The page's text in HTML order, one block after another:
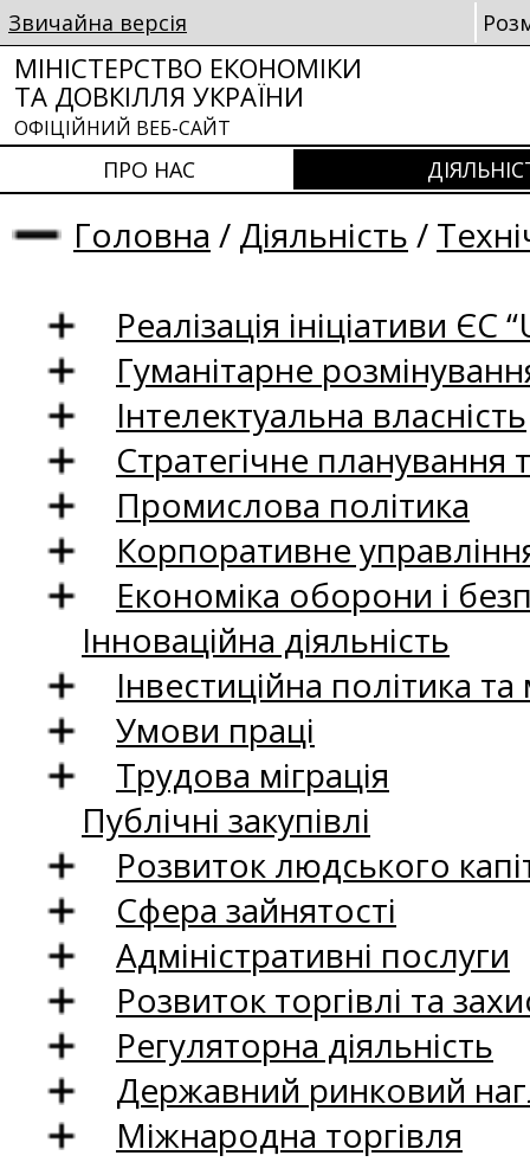
Звичайна версія
МІНІСТЕРСТВО ЕКОНОМІКИ
ТА ДОВКІЛЛЯ УКРАЇНИ
ОФІЦІЙНИЙ ВЕБ-САЙТ
ПРО НАС
Головна / Діяльність /
Реалізація ініціативи ЄС
Гуманітарне
Інтелектуальна власність
Стратегічне
Промислова політика
Корпоративне
Економіка оборони і
Інноваційна діяльність
Інвестиційна політика
Умови праці
Трудова міграція
Публічні закупівлі
Розвиток людського
Сфера зайнятості
Адміністративні послуги
Розвиток торгівлі та
Регуляторна діяльність
Державний ринковий
Міжнародна торгівля